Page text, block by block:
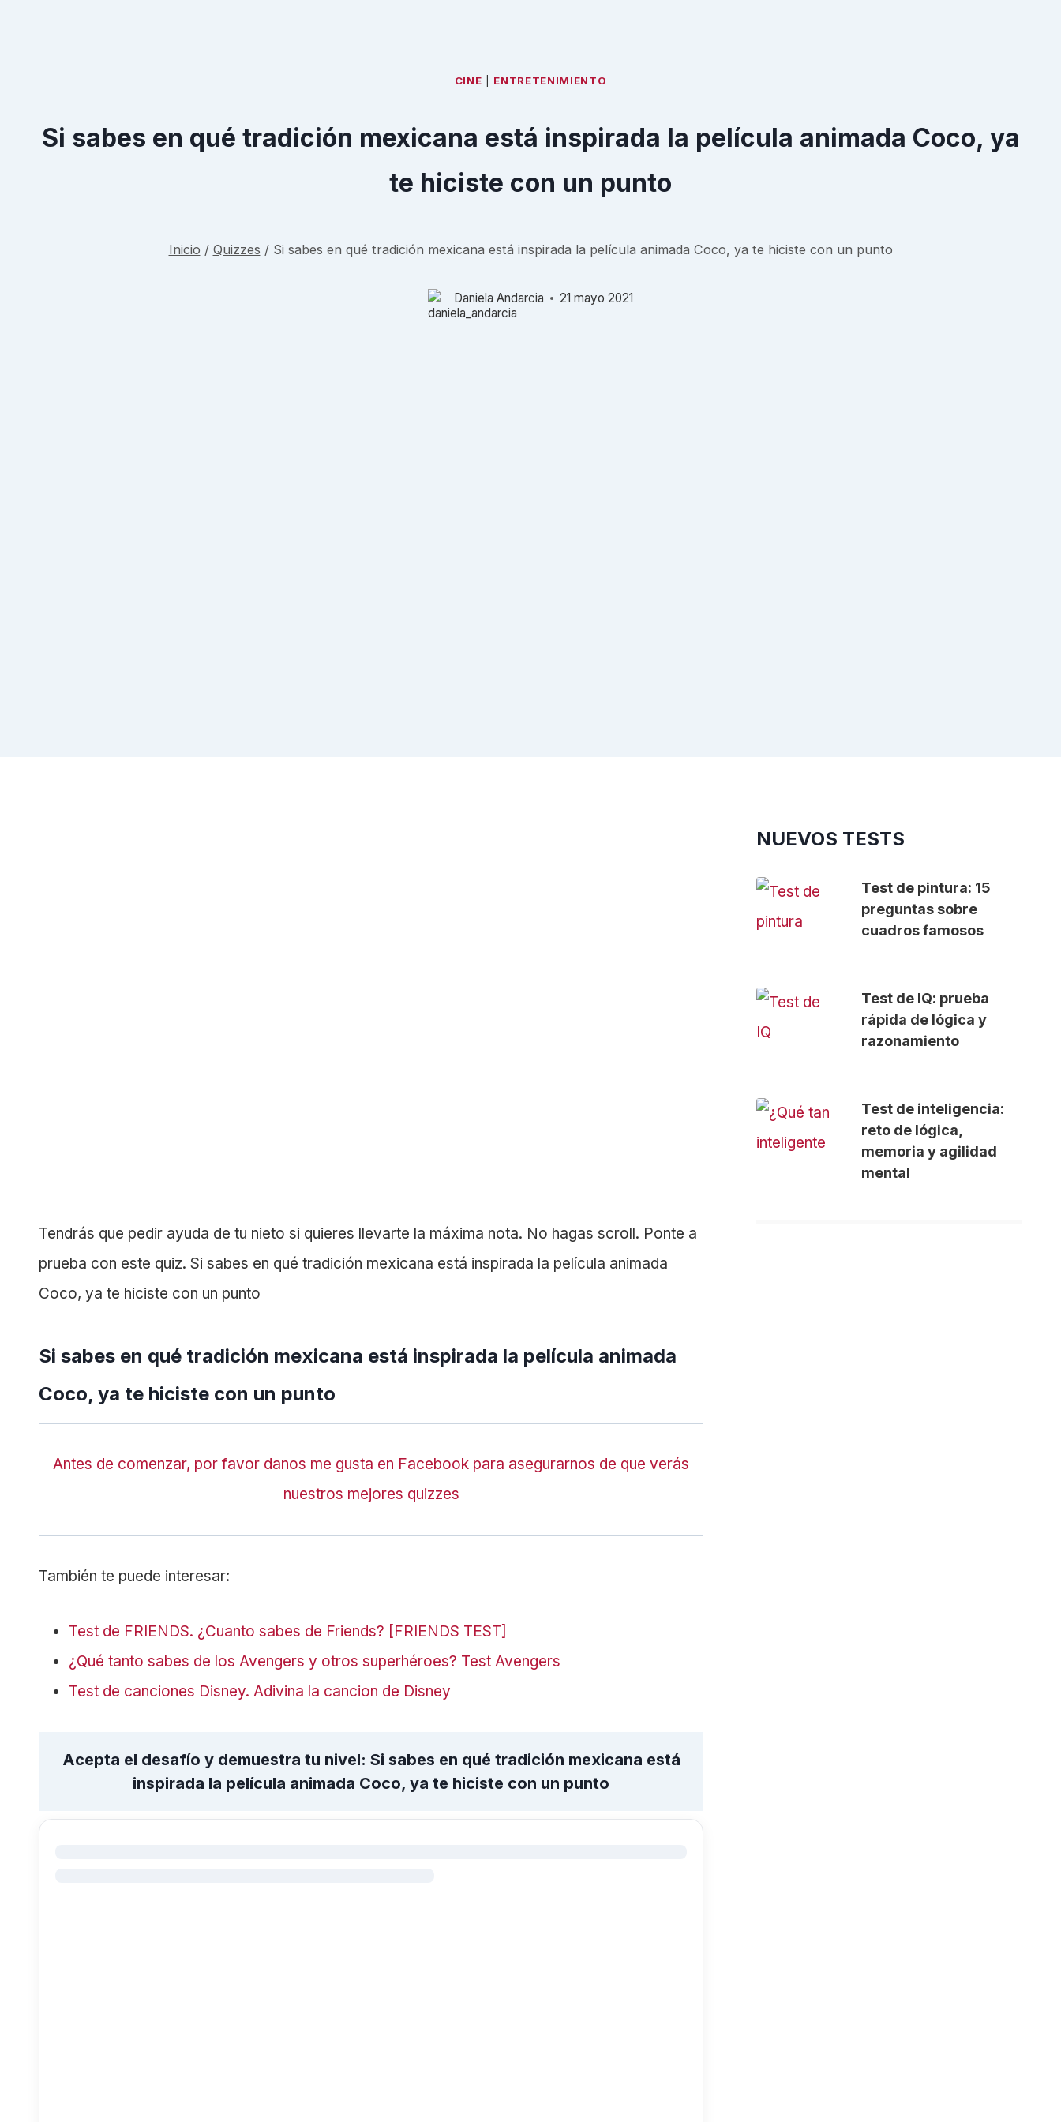
CINE ENTRETENIMIENTO
Si sabes en qué tradición mexicana está inspirada la película animada Coco, ya
te hiciste con un punto
Inicio / Quizzes / Si sabes en qué tradición mexicana está inspirada la película animada Coco, ya te hiciste con un punto
Daniela Andarcia 21 mayo 2021
Tendrás que pedir ayuda de tu nieto si quieres llevarte la máxima nota. No hagas scroll. Ponte a
prueba con este quiz. Si sabes en qué tradición mexicana está inspirada la película animada
Coco, ya te hiciste con un punto
Si sabes en qué tradición mexicana está inspirada la película animada
Coco, ya te hiciste con un punto
Antes de comenzar, por favor danos me gusta en Facebook para asegurarnos de que verás
nuestros mejores quizzes
También te puede interesar:
Test de FRIENDS. ¿Cuanto sabes de Friends? [FRIENDS TEST]
¿Qué tanto sabes de los Avengers y otros superhéroes? Test Avengers
Test de canciones Disney. Adivina la cancion de Disney
Acepta el desafío y demuestra tu nivel: Si sabes en qué tradición mexicana está
inspirada la película animada Coco, ya te hiciste con un punto
NUEVOS TESTS
Test de pintura: 15
preguntas sobre
cuadros famosos
Test de IQ: prueba
rápida de lógica y
razonamiento
Test de inteligencia:
reto de lógica,
memoria y agilidad
mental